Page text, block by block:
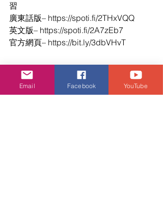
習
廣東話版– https://spoti.fi/2THxVQQ
英文版– https://spoti.fi/2A7zEb7
官方網頁– https://bit.ly/3dbVHvT
Email Facebook YouTube